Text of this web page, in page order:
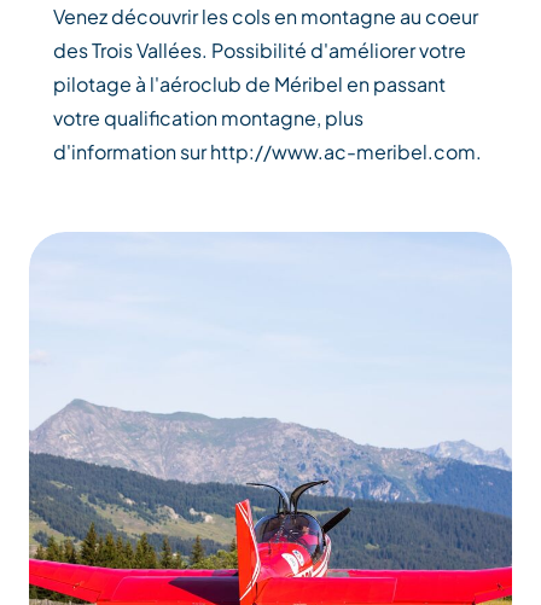
Venez découvrir les cols en montagne au coeur
des Trois Vallées. Possibilité d'améliorer votre
pilotage à l'aéroclub de Méribel en passant
votre qualification montagne, plus
d'information sur http://www.ac-meribel.com.